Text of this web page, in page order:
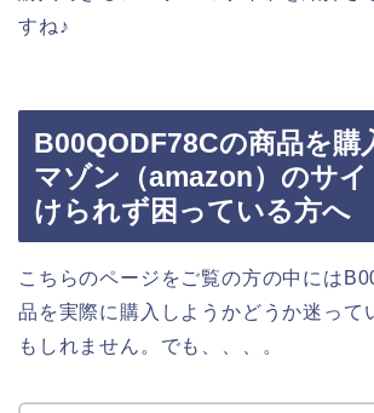
すね♪
B00QODF78Cの商品を購
マゾン（amazon）のサ
けられず困っている方へ
こちらのページをご覧の方の中には
品を実際に購入しようかどうか迷って
もしれません。でも、、、。